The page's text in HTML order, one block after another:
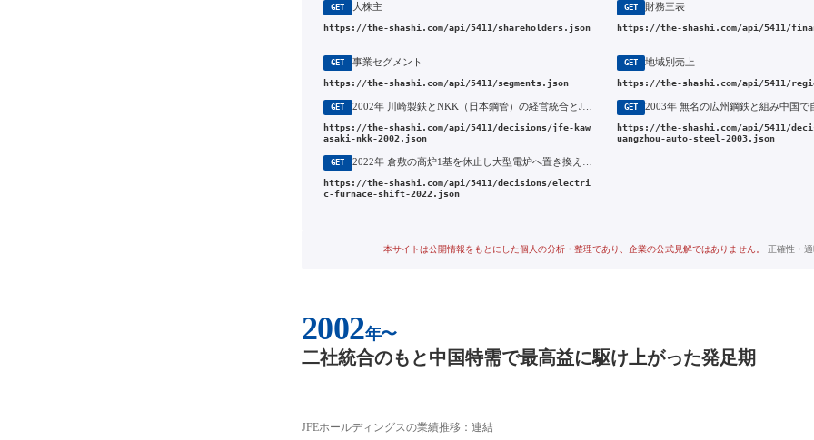
GET 大株主
https://the-shashi.com/api/5411/shareholders.json
GET 財務三表
https://the-shashi.com/api/5411/
GET 事業セグメント
https://the-shashi.com/api/5411/segments.json
GET 地域別売上
https://the-shashi.com/api/5411/
GET 2002年 川崎製鉄とNKK（日本鋼管）の経営統合とJFEホールディングス発足（2002年成立）
https://the-shashi.com/api/5411/decisions/jfe-kaw
asaki-nkk-2002.json
GET
https://the-shashi.com/api/5411/
uangzhou-auto-steel-2003.json
GET
https://the-shashi.com/api/5411/decisions/electri
c-furnace-shift-2022.json
本サイトは公開情報をもとにした個人の分析・整理であり、企業の公式見解ではありません。 正確性・
2002年〜
二社統合のもと中国特需で最高益に駆け上がった発足期
JFEホールディングスの業績推移：連結